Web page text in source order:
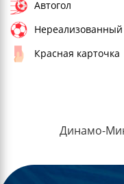
Автогол
Красная карточка
Динамо-